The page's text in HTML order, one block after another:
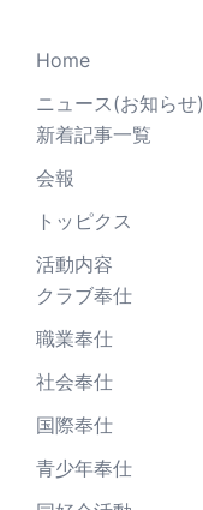
Home
ニュース(お知らせ)
新着記事一覧
会報
トッピクス
活動内容
クラブ奉仕
職業奉仕
社会奉仕
国際奉仕
青少年奉仕